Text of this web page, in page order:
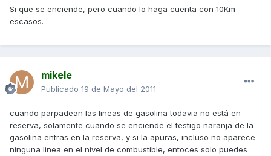
Si que se enciende, pero cuando lo haga cuenta con 10Km
escasos.
mikele
Publicado 19 de Mayo del 2011
cuando parpadean las lineas de gasolina todavia no está en
reserva, solamente cuando se enciende el testigo naranja de la
gasolina entras en la reserva, y si la apuras, incluso no aparece
ninguna linea en el nivel de combustible, entoces solo puedes